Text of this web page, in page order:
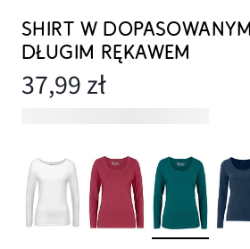
SHIRT W
DŁUGIM RĘKAWEM
37,99 zł